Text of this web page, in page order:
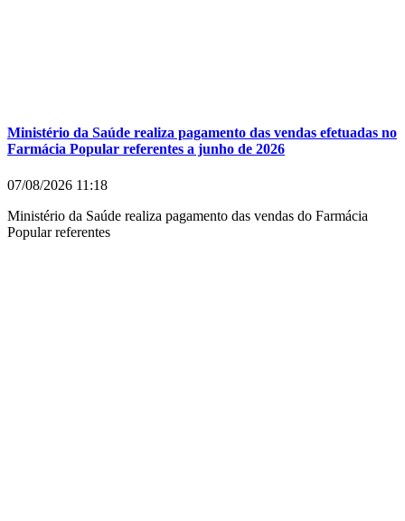
Ministério da Saúde realiza pagamento das vendas efetuadas no
Farmácia Popular referentes a junho de 2026
07/08/2026 11:18
Ministério da Saúde realiza pagamento das vendas do Farmácia
Popular referentes